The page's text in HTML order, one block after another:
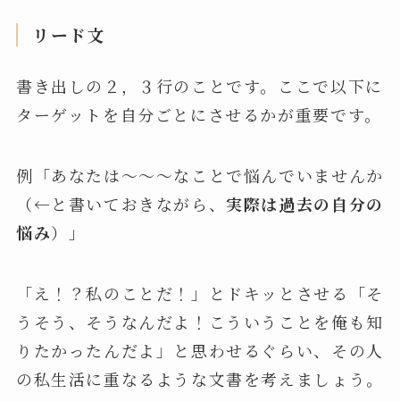
リード文
書き出しの２，３行のことです。ここで以下に
ターゲットを自分ごとにさせるかが重要です。
例「あなたは～～～なことで悩んでいませんか
（←と書いておきながら、 実際は過去の自分の
悩み）」
「え！？私のことだ！」とドキッとさせる「そ
うそう、そうなんだよ！こういうことを俺も知
りたかったんだよ」と思わせるぐらい、その人
の私生活に重なるような文書を考えましょう。